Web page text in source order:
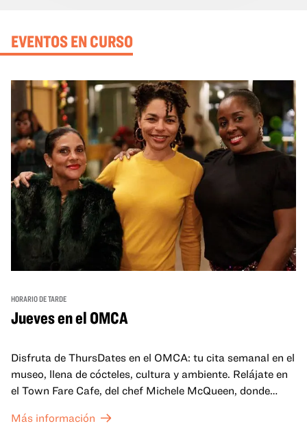
EVENTOS EN CURSO
HORARIO DE TARDE
Jueves en el OMCA
Disfruta de ThursDates en el OMCA: tu cita semanal en el
museo, llena de cócteles, cultura y ambiente. Relájate en
el Town Fare Cafe, del chef Michele McQueen, donde
fondo, o explora las galerías, que cobran vida por la noche
Más información